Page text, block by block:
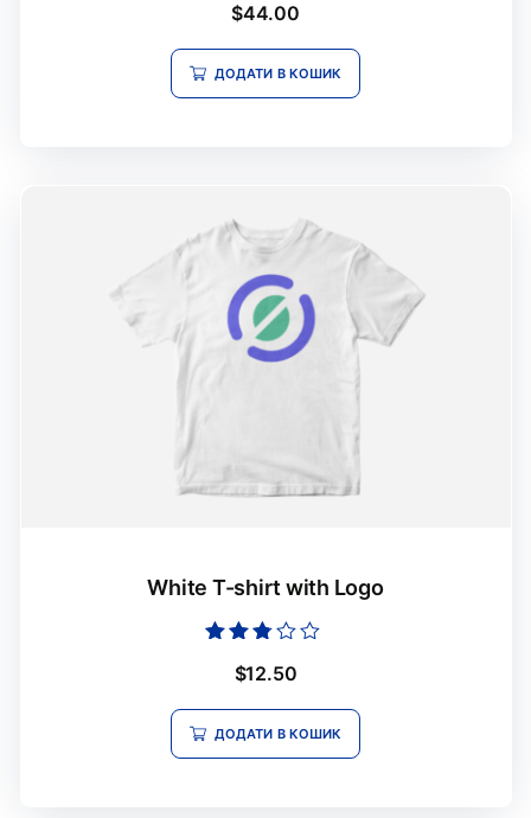
в
з 5
$44.00
ДОДАТИ В КОШИК
White T-shirt with Logo
в
з 5
$12.50
ДОДАТИ В КОШИК